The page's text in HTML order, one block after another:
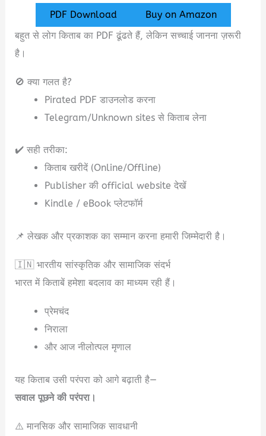
PDF Download
Buy on Amazon
बहुत से लोग किताब का PDF ढूंढते हैं, लेकिन सच्चाई जानना ज़रूरी
है।
🚫 क्या गलत है?
Pirated PDF डाउनलोड करना
Telegram/Unknown sites से किताब लेना
✔️ सही तरीका:
किताब खरीदें (Online/Offline)
Publisher की official website देखें
Kindle / eBook प्लेटफॉर्म
📌 लेखक और प्रकाशक का सम्मान करना हमारी जिम्मेदारी है।
🇮🇳 भारतीय सांस्कृतिक और सामाजिक संदर्भ
भारत में किताबें हमेशा बदलाव का माध्यम रही हैं।
प्रेमचंद
निराला
और आज नीलोत्पल मृणाल
यह किताब उसी परंपरा को आगे बढ़ाती है—
सवाल पूछने की परंपरा।
⚠️ मानसिक और सामाजिक सावधानी